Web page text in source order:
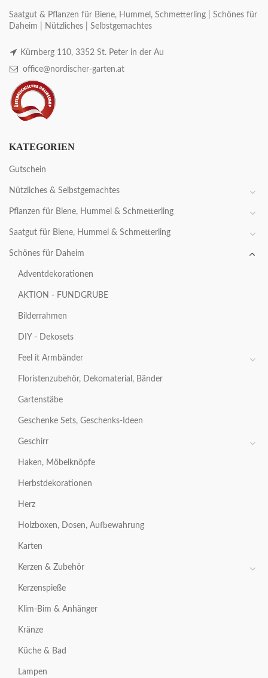
Saatgut & Pflanzen für Biene, Hummel, Schmetterling | Schönes für
Daheim | Nützliches | Selbstgemachtes
Kürnberg 110, 3352 St. Peter in der Au
office@nordischer-garten.at
KATEGORIEN
Gutschein
Nützliches & Selbstgemachtes
Pflanzen für Biene, Hummel & Schmetterling
Saatgut für Biene, Hummel & Schmetterling
Schönes für Daheim
Adventdekorationen
AKTION - FUNDGRUBE
Bilderrahmen
DIY - Dekosets
Feel it Armbänder
Floristenzubehör, Dekomaterial, Bänder
Gartenstäbe
Geschenke Sets, Geschenks-Ideen
Geschirr
Haken, Möbelknöpfe
Herbstdekorationen
Herz
Holzboxen, Dosen, Aufbewahrung
Karten
Kerzen & Zubehör
Kerzenspieße
Klim-Bim & Anhänger
Kränze
Küche & Bad
Lampen